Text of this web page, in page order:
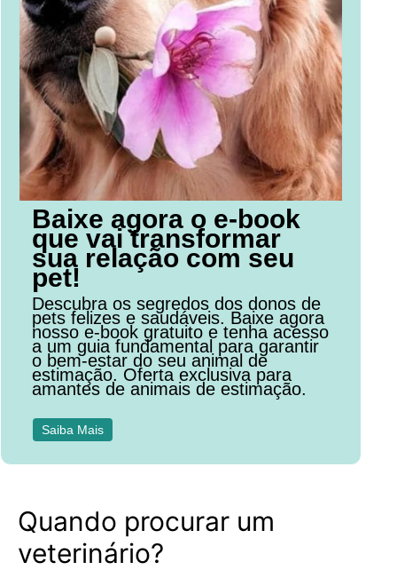
Baixe agora o e-book
que vai transformar
sua relação com seu
pet!
Descubra os segredos dos donos de
pets felizes e saudáveis. Baixe agora
nosso e-book gratuito e tenha acesso
a um guia fundamental para garantir
o bem-estar do seu animal de
estimação. Oferta exclusiva para
amantes de animais de estimação.
Saiba Mais
Quando procurar um
veterinário?